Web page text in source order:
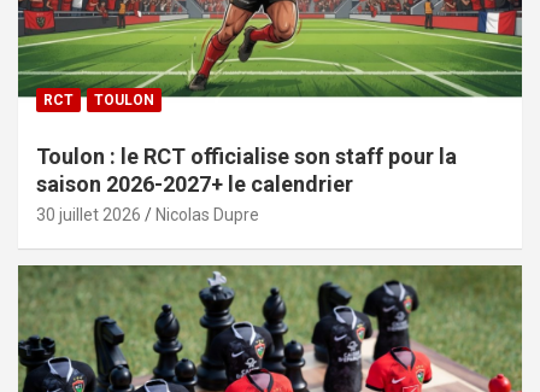
RCT TOULON
Toulon : le RCT officialise son staff pour la
saison 2026-2027+ le calendrier
30 juillet 2026 Nicolas Dupre